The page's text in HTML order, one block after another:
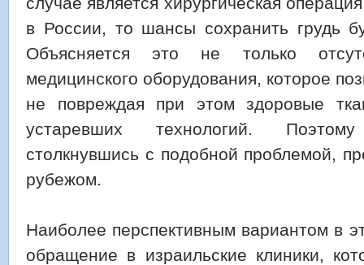
в России, то шансы сохранить грудь
Объясняется это не только
медицинского оборудования, которое
не повреждая при этом здоровые
устаревших технологий.
столкнувшись с подобной проблемой,
рубежом.
Наиболее перспективным вариантом в
обращение в израильские клиники,